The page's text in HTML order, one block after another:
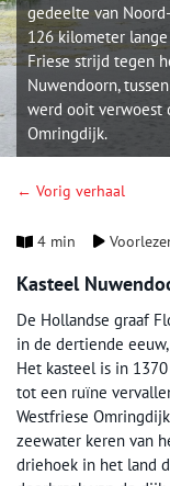
gedeelte van
126 kilometer
Friese strijd tegen
Nuwendoorn,
werd ooit verwoest
Omringdijk.
← Vorig verhaal
4 min
Kasteel
De Hollandse graaf
in de dertiende
Het kasteel is in
tot een ruïne
Westfriese
zeewater keren van
driehoek in het land